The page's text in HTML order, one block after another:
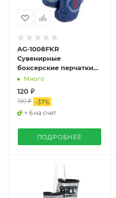
AG-1008FKR
Сувенирные
боксерские перчатки
Федерация
Кикбоксинга России
синий
Много
120 ₽
190 ₽ -37%
+ 6 на счет
ПОДРОБНЕЕ